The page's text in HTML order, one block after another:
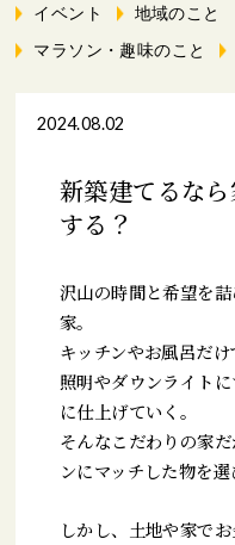
イベント
地域のこと
マラソン・趣味のこと
2024.08.02
新築建てるな
する？
沢山の時間と希望を
家。
キッチンやお風呂だ
照明やダウンライト
に仕上げていく。
そんなこだわりの家
ンにマッチした物を選
しかし、土地や家で